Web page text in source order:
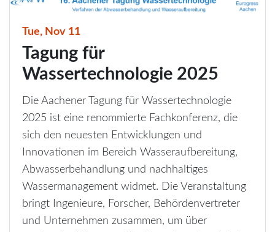
Tue, Nov 11
Tagung für
Wassertechnologie 2025
Die Aachener Tagung für Wassertechnologie
2025 ist eine renommierte Fachkonferenz, die
sich den neuesten Entwicklungen und
Innovationen im Bereich Wasseraufbereitung,
Abwasserbehandlung und nachhaltiges
Wassermanagement widmet. Die Veranstaltung
bringt Ingenieure, Forscher, Behördenvertreter
und Unternehmen zusammen, um über